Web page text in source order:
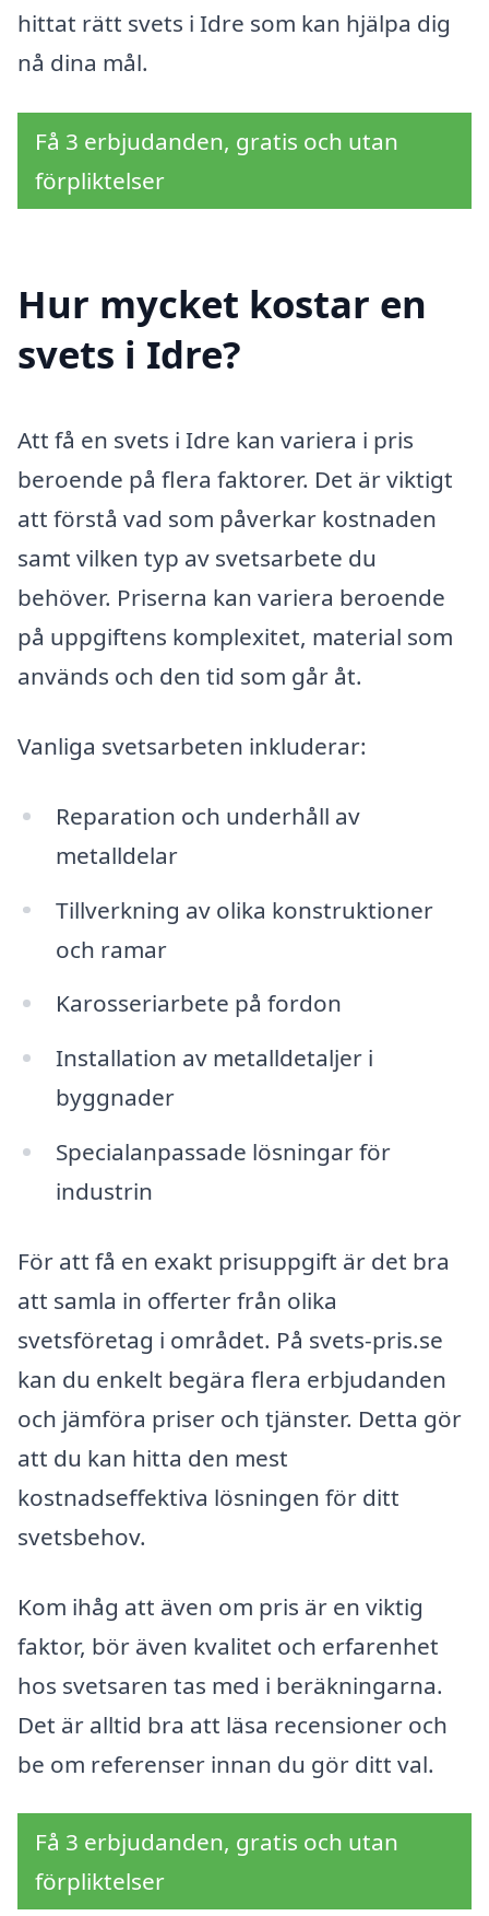
hittat rätt svets i Idre som kan hjälpa dig
nå dina mål.
Få 3 erbjudanden, gratis och utan
förpliktelser
Hur mycket kostar en
svets i Idre?
Att få en svets i Idre kan variera i pris
beroende på flera faktorer. Det är viktigt
att förstå vad som påverkar kostnaden
samt vilken typ av svetsarbete du
behöver. Priserna kan variera beroende
på uppgiftens komplexitet, material som
används och den tid som går åt.
Vanliga svetsarbeten inkluderar:
Reparation och underhåll av
metalldelar
Tillverkning av olika konstruktioner
och ramar
Karosseriarbete på fordon
Installation av metalldetaljer i
byggnader
Specialanpassade lösningar för
industrin
För att få en exakt prisuppgift är det bra
att samla in offerter från olika
svetsföretag i området. På svets-pris.se
kan du enkelt begära flera erbjudanden
och jämföra priser och tjänster. Detta gör
att du kan hitta den mest
kostnadseffektiva lösningen för ditt
svetsbehov.
Kom ihåg att även om pris är en viktig
faktor, bör även kvalitet och erfarenhet
hos svetsaren tas med i beräkningarna.
Det är alltid bra att läsa recensioner och
be om referenser innan du gör ditt val.
Få 3 erbjudanden, gratis och utan
förpliktelser